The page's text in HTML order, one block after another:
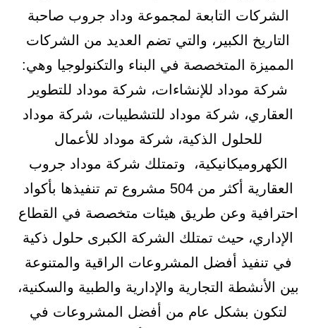
الشركات التابعة لمجموعة وداد جروب صاحبة
التاريخ الكبير، والتي تضم العديد من الشركات
المميزة المتخصصة في البناء والتكنولوجيا وهي:
شركة موداد للإنشاءات، شركة موداد للتطوير
العقاري، شركة موداد للتشطيبات، شركة موداد
للحلول الذكية، شركة موداد للأعمال
الكهروميكانيكية، وتمتلك شركة موداد جروب
العقارية أكثر من 504 مشروع تم تنفيذها بأكواد
احترافية وعن طريق هيئات متخصصة في القطاع
الإداري، حيث تمتلك الشركة الكبرى حلول ذكية
في تنفيذ أفضل المشروعات الراقية والمتنوعة
بين الأنشطة التجارية والإدارية والطبية والسكنية،
لتكون بشكل عام من أفضل المشروعات في